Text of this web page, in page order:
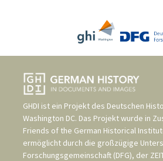
GHDI ist ein Projekt des Deutschen
Washington DC. Das Projekt wurde in
Friends of the German Historical
ermöglicht durch die großzügige
Forschungsgemeinschaft (DFG), der